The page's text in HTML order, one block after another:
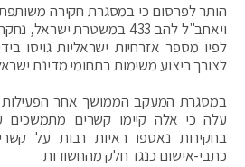
הותר לפרסום כי במסגרת חקירה
ויאחב"ל להב 433 במשטרת
לפיו מספר אזרחיות ישראליות גויסו
לצורך ביצוע משימות בתחומי מדינת
במסגרת המעקב הממושך אחר הפעילות
עלה כי אלה קיימו קשרים מתמשכים
בחקירות נאספו ראיות רבות על
כתבי-אישום כנגד חלק מהחשודות.